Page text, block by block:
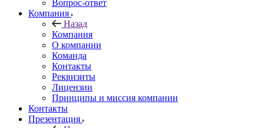
Вопрос-ответ
Компания
Назад
Компания
О компании
Команда
Контакты
Реквизиты
Лицензии
Принципы и миссия компании
Контакты
Презентация